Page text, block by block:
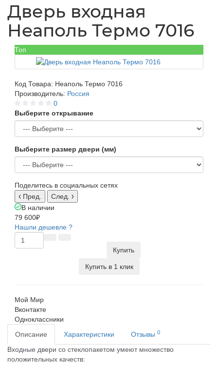
Дверь входная
Неаполь Термо 7016
Топ
Код Товара: Неаполь Термо 7016
Производитель: Россия
0
Выберите открывание
Выберите размер двери (мм)
Поделитесь в социальных сетях
Пред.
След.
В наличии
79 600₽
Нашли дешевле ?
Купить
Купить в 1 клик
Мой Мир
Вконтакте
Одноклассники
Описание
Характеристики Отзывы 0
Входные двери со стеклопакетом умеют множество
положительных качеств: